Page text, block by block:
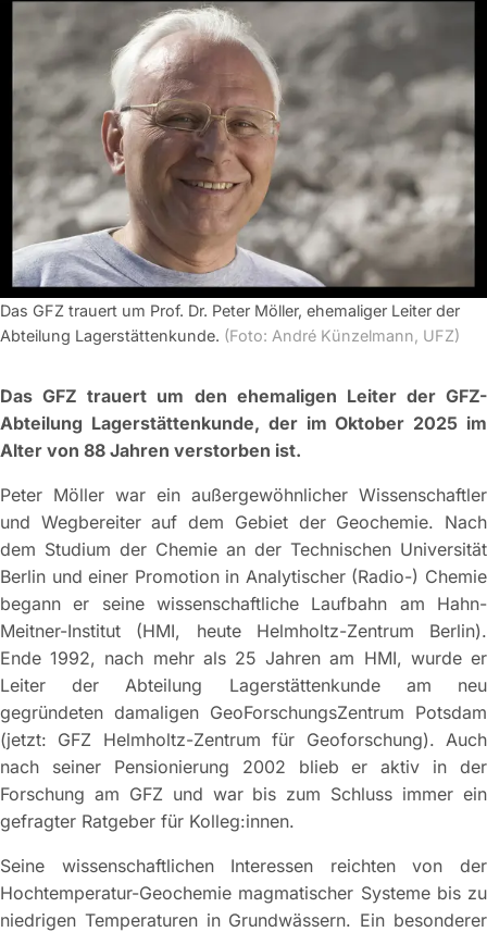
Das GFZ trauert um Prof. Dr. Peter Möller, ehemaliger Leiter der
Abteilung Lagerstättenkunde. (Foto: André Künzelmann, UFZ)
Das GFZ trauert um den ehemaligen Leiter der GFZ-
Abteilung Lagerstättenkunde, der im Oktober 2025 im
Alter von 88 Jahren verstorben ist.
Peter Möller war ein außergewöhnlicher Wissenschaftler
und Wegbereiter auf dem Gebiet der Geochemie. Nach
dem Studium der Chemie an der Technischen Universität
Berlin und einer Promotion in Analytischer (Radio-) Chemie
begann er seine wissenschaftliche Laufbahn am Hahn-
Meitner-Institut (HMI, heute Helmholtz-Zentrum Berlin).
Ende 1992, nach mehr als 25 Jahren am HMI, wurde er
Leiter der Abteilung Lagerstättenkunde am neu
gegründeten damaligen GeoForschungsZentrum Potsdam
(jetzt: GFZ Helmholtz-Zentrum für Geoforschung). Auch
nach seiner Pensionierung 2002 blieb er aktiv in der
Forschung am GFZ und war bis zum Schluss immer ein
gefragter Ratgeber für Kolleg:innen.
Seine wissenschaftlichen Interessen reichten von der
Hochtemperatur-Geochemie magmatischer Systeme bis zu
niedrigen Temperaturen in Grundwässern. Ein besonderer